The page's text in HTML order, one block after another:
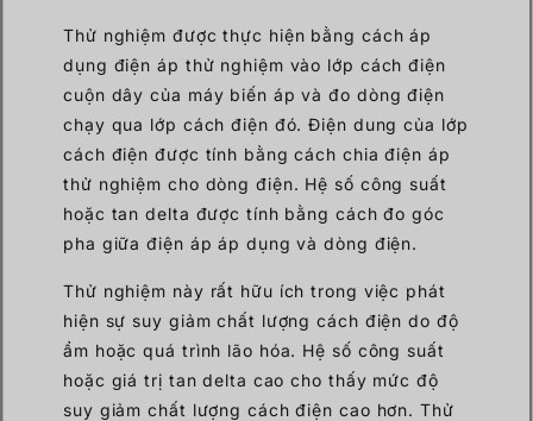
Thử nghiệm được thực hiện bằng cách áp
dụng điện áp thử nghiệm vào lớp cách điện
cuộn dây của máy biến áp và đo dòng điện
chạy qua lớp cách điện đó. Điện dung của lớp
cách điện được tính bằng cách chia điện áp
thử nghiệm cho dòng điện. Hệ số công suất
hoặc tan delta được tính bằng cách đo góc
pha giữa điện áp áp dụng và dòng điện.
Thử nghiệm này rất hữu ích trong việc phát
hiện sự suy giảm chất lượng cách điện do độ
ẩm hoặc quá trình lão hóa. Hệ số công suất
hoặc giá trị tan delta cao cho thấy mức độ
suy giảm chất lượng cách điện cao hơn. Thử